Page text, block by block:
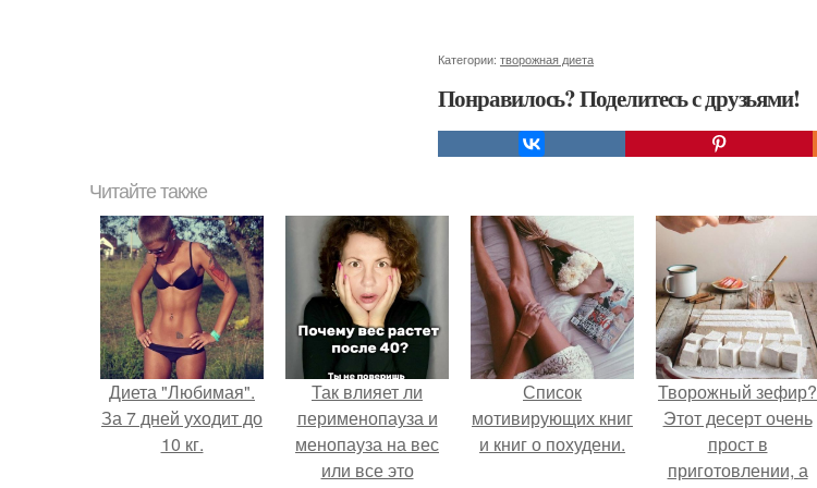
Категории: творожная диета
Понравилось? Поделитесь с друзьями!
Читайте также
Диета "Любимая".
За 7 дней уходит до
10 кг.
Так влияет ли
перименопауза и
менопауза на вес
или все это
Список
мотивирующих книг
и книг о похудени.
Творожный зефир?
Этот десерт очень
прост в
приготовлении, а